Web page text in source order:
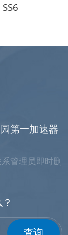
SS6
第一加速器
管理员即时删
查询